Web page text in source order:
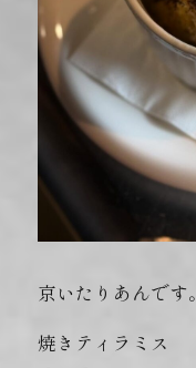
京いたりあんです。
焼きティラミス